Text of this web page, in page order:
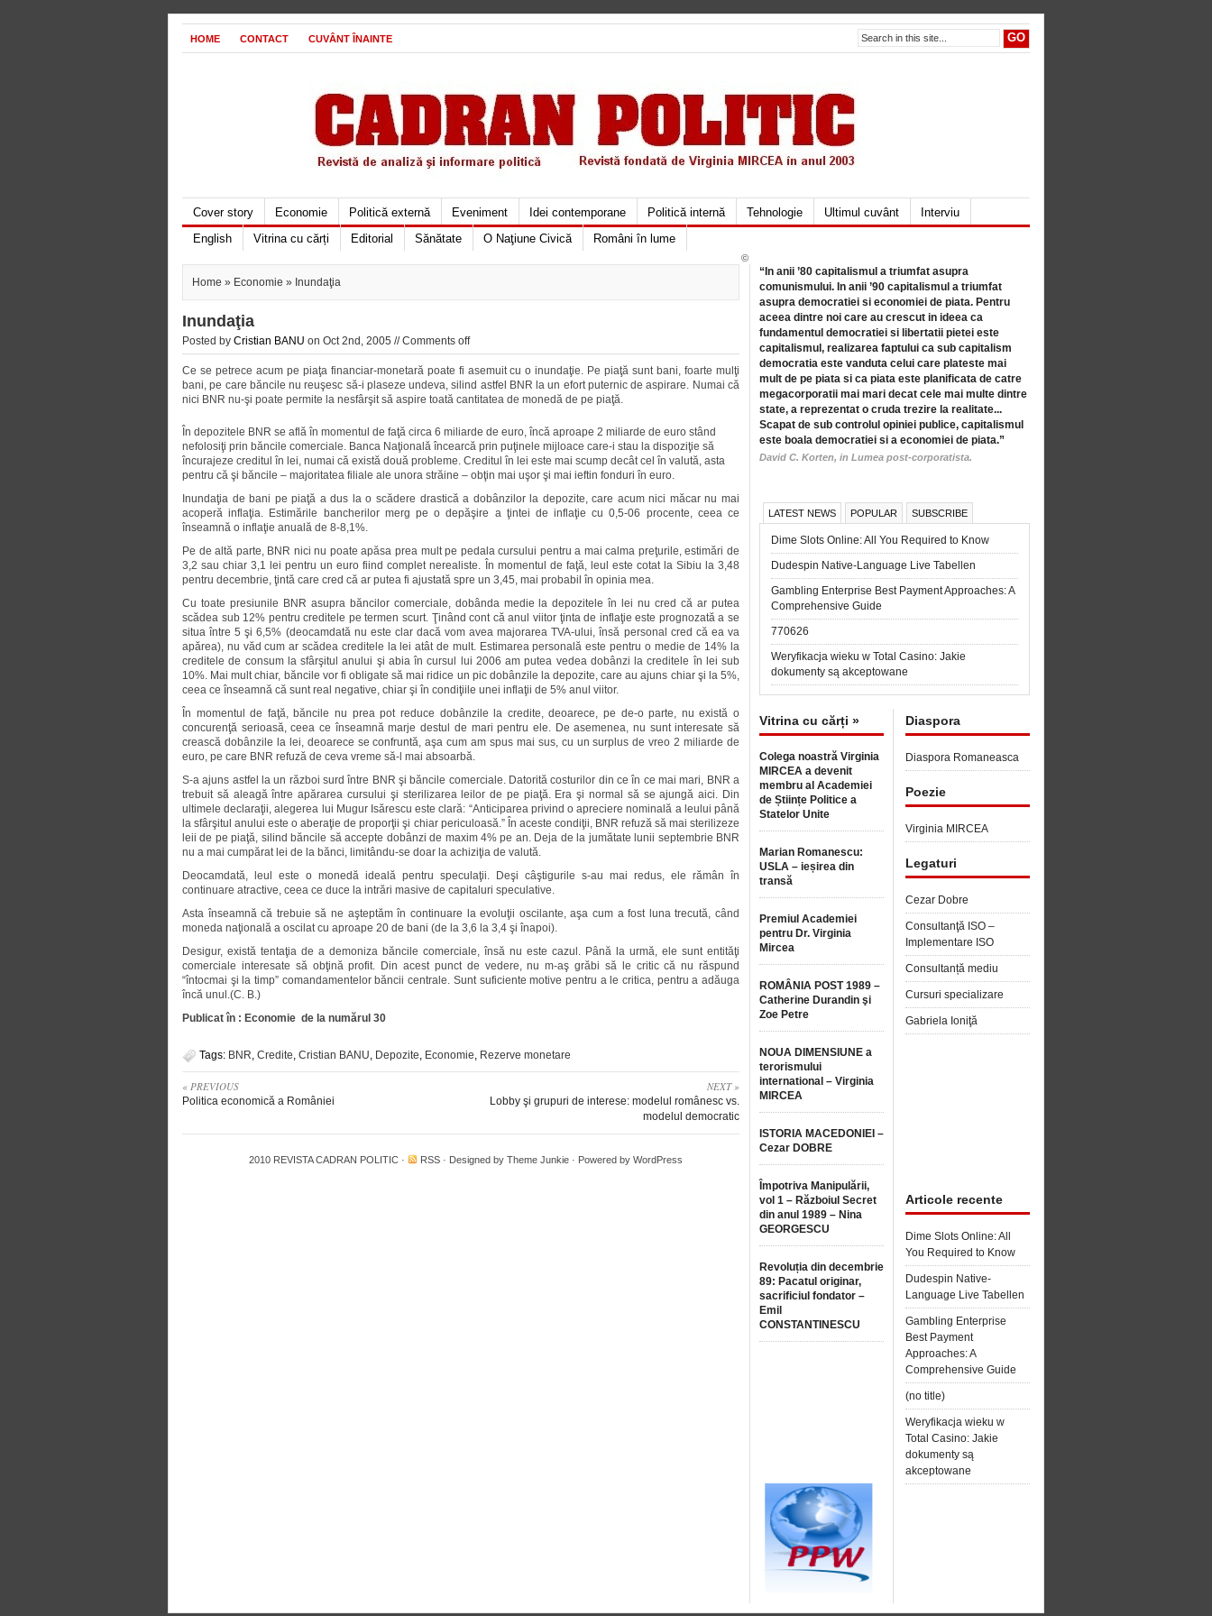
HOME CONTACT CUVÂNT ÎNAINTE
Cover story Economie Politică externă Eveniment Idei contemporane Politică internă Tehnologie Ultimul cuvânt
Interviu
English
Vitrina cu cărți Editorial Sănătate O Naţiune Civică Români în lume
Home » Economie » Inundaţia
Inundaţia
Posted by Cristian BANU on Oct 2nd, 2005 //Comments off
Ce se petrece acum pe piaţa financiar-monetară poate fi asemuit cu o inundaţie. Pe piaţă sunt bani, foarte mulţi
bani, pe care băncile nu reuşesc să-i plaseze undeva, silind astfel BNR la un efort puternic de aspirare. Numai că
nici BNR nu-şi poate permite la nesfârşit să aspire toată cantitatea de monedă de pe piaţă.
În depozitele BNR se află în momentul de faţă circa 6 miliarde de euro, încă aproape 2 miliarde de euro stând
nefolosiţi prin băncile comerciale. Banca Naţională încearcă prin puţinele mijloace care-i stau la dispoziţie să
încurajeze creditul în lei, numai că există două probleme. Creditul în lei este mai scump decât cel în valută, asta
pentru că şi băncile – majoritatea filiale ale unora străine – obţin mai uşor şi mai ieftin fonduri în euro.
Inundaţia de bani pe piaţă a dus la o scădere drastică a dobânzilor la depozite, care acum nici măcar nu mai
acoperă inflaţia. Estimările bancherilor merg pe o depăşire a ţintei de inflaţie cu 0,5-06 procente, ceea ce
înseamnă o inflaţie anuală de 8-8,1%.
Pe de altă parte, BNR nici nu poate apăsa prea mult pe pedala cursului pentru a mai calma preţurile, estimări de
3,2 sau chiar 3,1 lei pentru un euro fiind complet nerealiste. În momentul de faţă, leul este cotat la Sibiu la 3,48
pentru decembrie, ţintă care cred că ar putea fi ajustată spre un 3,45, mai probabil în opinia mea.
Cu toate presiunile BNR asupra băncilor comerciale, dobânda medie la depozitele în lei nu cred că ar putea
scădea sub 12% pentru creditele pe termen scurt. Ţinând cont că anul viitor ţinta de inflaţie este prognozată a se
situa între 5 şi 6,5% (deocamdată nu este clar dacă vom avea majorarea TVA-ului, însă personal cred că ea va
apărea), nu văd cum ar scădea creditele la lei atât de mult. Estimarea personală este pentru o medie de 14% la
creditele de consum la sfârşitul anului şi abia în cursul lui 2006 am putea vedea dobânzi la creditele în lei sub
10%. Mai mult chiar, băncile vor fi obligate să mai ridice un pic dobânzile la depozite, care au ajuns chiar şi la 5%,
ceea ce înseamnă că sunt real negative, chiar şi în condiţiile unei inflaţii de 5% anul viitor.
În momentul de faţă, băncile nu prea pot reduce dobânzile la credite, deoarece, pe de-o parte, nu există o
concurenţă serioasă, ceea ce înseamnă marje destul de mari pentru ele. De asemenea, nu sunt interesate să
crească dobânzile la lei, deoarece se confruntă, aşa cum am spus mai sus, cu un surplus de vreo 2 miliarde de
euro, pe care BNR refuză de ceva vreme să-l mai absoarbă.
S-a ajuns astfel la un război surd între BNR şi băncile comerciale. Datorită costurilor din ce în ce mai mari, BNR a
trebuit să aleagă între apărarea cursului şi sterilizarea leilor de pe piaţă. Era şi normal să se ajungă aici. Din
ultimele declaraţii, alegerea lui Mugur Isărescu este clară: “Anticiparea privind o apreciere nominală a leului până
la sfârşitul anului este o aberaţie de proporţii şi chiar periculoasă.” În aceste condiţii, BNR refuză să mai sterilizeze
leii de pe piaţă, silind băncile să accepte dobânzi de maxim 4% pe an. Deja de la jumătate lunii septembrie BNR
nu a mai cumpărat lei de la bănci, limitându-se doar la achiziţia de valută.
Deocamdată, leul este o monedă ideală pentru speculaţii. Deşi câştigurile s-au mai redus, ele rămân în
continuare atractive, ceea ce duce la intrări masive de capitaluri speculative.
Asta înseamnă că trebuie să ne aşteptăm în continuare la evoluţii oscilante, aşa cum a fost luna trecută, când
moneda naţională a oscilat cu aproape 20 de bani (de la 3,6 la 3,4 şi înapoi).
Desigur, există tentaţia de a demoniza băncile comerciale, însă nu este cazul. Până la urmă, ele sunt entităţi
comerciale interesate să obţină profit. Din acest punct de vedere, nu m-aş grăbi să le critic că nu răspund
“întocmai şi la timp” comandamentelor băncii centrale. Sunt suficiente motive pentru a le critica, pentru a adăuga
încă unul.(C. B.)
Publicat în : Economie de la numărul 30
Tags: BNR, Credite, Cristian BANU, Depozite, Economie, Rezerve monetare
« PREVIOUS
Politica economică a României
NEXT »
Lobby şi grupuri de interese: modelul românesc vs.
modelul democratic
“In anii ’80 capitalismul a triumfat asupra
comunismului. In anii ’90 capitalismul a triumfat
asupra democratiei si economiei de piata. Pentru
aceea dintre noi care au crescut in ideea ca
fundamentul democratiei si libertatii pietei este
capitalismul, realizarea faptului ca sub capitalism
democratia este vanduta celui care plateste mai
mult de pe piata si ca piata este planificata de catre
megacorporatii mai mari decat cele mai multe dintre
state, a reprezentat o cruda trezire la realitate...
Scapat de sub controlul opiniei publice, capitalismul
este boala democratiei si a economiei de piata.”
David C. Korten, in Lumea post-corporatista.
LATEST NEWS POPULAR SUBSCRIBE
Dime Slots Online: All You Required to Know
Dudespin Native-Language Live Tabellen
Gambling Enterprise Best Payment Approaches: A
Comprehensive Guide
770626
Weryfikacja wieku w Total Casino: Jakie
dokumenty są akceptowane
Vitrina cu cărți »
Colega noastră Virginia
MIRCEA a devenit
membru al Academiei
de Științe Politice a
Statelor Unite
Marian Romanescu:
USLA – ieșirea din
transă
Premiul Academiei
pentru Dr. Virginia
Mircea
ROMÂNIA POST 1989 –
Catherine Durandin şi
Zoe Petre
NOUA DIMENSIUNE a
terorismului
international – Virginia
MIRCEA
ISTORIA MACEDONIEI –
Cezar DOBRE
Împotriva Manipulării,
vol 1 – Războiul Secret
din anul 1989 – Nina
GEORGESCU
Revoluția din decembrie
89: Pacatul originar,
sacrificiul fondator –
Emil
CONSTANTINESCU
Diaspora
Diaspora Romaneasca
Poezie
Virginia MIRCEA
Legaturi
Cezar Dobre
Consultanţă ISO –
Implementare ISO
Consultanță mediu
Cursuri specializare
Gabriela Ioniţă
Articole recente
Dime Slots Online: All
You Required to Know
Dudespin Native-
Language Live Tabellen
Gambling Enterprise
Best Payment
Approaches: A
Comprehensive Guide
(no title)
Weryfikacja wieku w
Total Casino: Jakie
dokumenty są
akceptowane
©
2010 REVISTA CADRAN POLITIC · RSS · Designed by Theme Junkie · Powered by WordPress